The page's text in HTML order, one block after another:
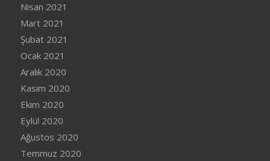
Nisan 2021
Mart 2021
Şubat 2021
Ocak 2021
Aralık 2020
Kasım 2020
Ekim 2020
Eylül 2020
Ağustos 2020
Temmuz 2020